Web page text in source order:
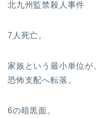
北九州監禁殺人事件
7人死亡。
家族という最小単位が、
恐怖支配へ転落。
6の暗黒面。